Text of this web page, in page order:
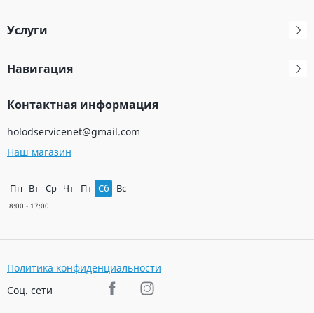
Услуги
Навигация
Контактная информация
holodservicenet@gmail.com
Наш магазин
Пн Вт Ср Чт Пт Сб Вс
Политика конфиденциальности
Соц. сети